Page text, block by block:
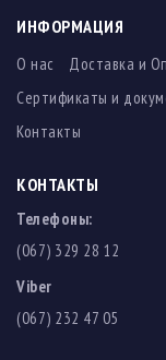
ИНФОРМАЦИЯ
О нас Доставка и
Сертификаты и
Контакты
КОНТАКТЫ
Телефоны:
(067) 329 28 12
Viber
(067) 232 47 05